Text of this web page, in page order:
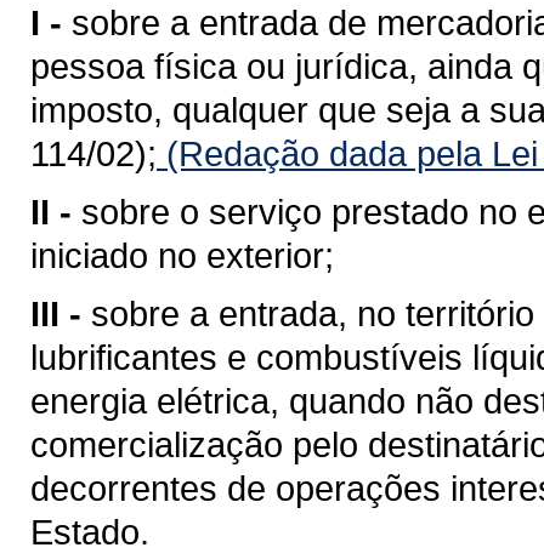
I - sobre a entrada de
pessoa física ou jurídica, ainda
imposto, qualquer que seja a
114/02); (Redação dada pela
II - sobre o serviço prestado no
iniciado no exterior;
III - sobre a entrada, no
lubrificantes e combustíveis
energia elétrica, quando não
comercialização pelo
decorrentes de operações
Estado.